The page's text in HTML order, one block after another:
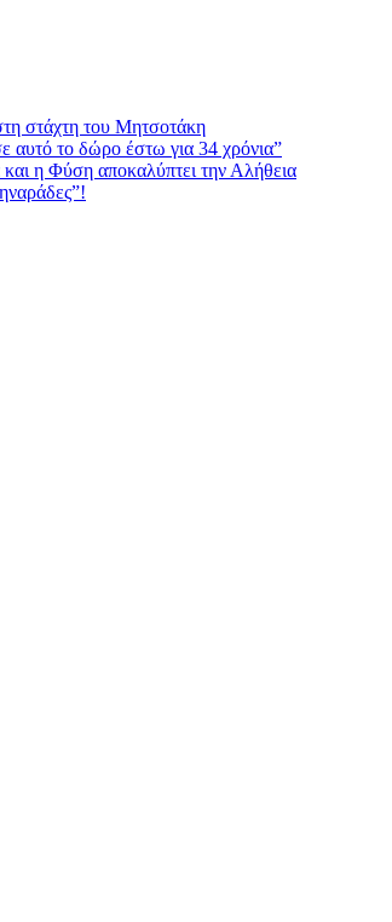
στάχτη του Μητσοτάκη
το δώρο έστω για 34 χρόνια”
και η Φύση αποκαλύπτει την Αλήθεια